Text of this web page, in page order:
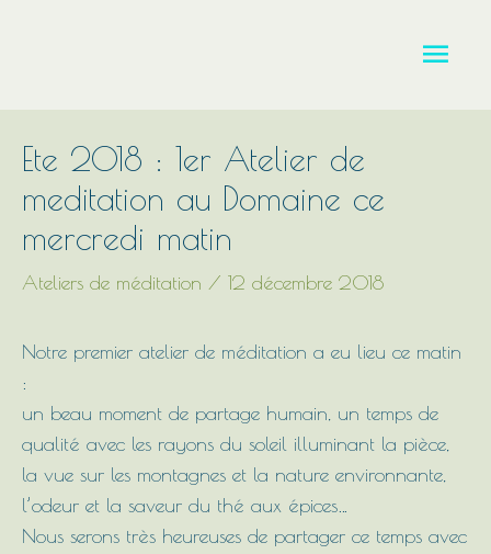
Ete 2018 : 1er Atelier de
meditation au Domaine ce
mercredi matin
Ateliers de méditation / 12 décembre 2018
Notre premier atelier de méditation a eu lieu ce matin
:
un beau moment de partage humain, un temps de
qualité avec les rayons du soleil illuminant la pièce,
la vue sur les montagnes et la nature environnante,
l’odeur et la saveur du thé aux épices…
Nous serons très heureuses de partager ce temps avec